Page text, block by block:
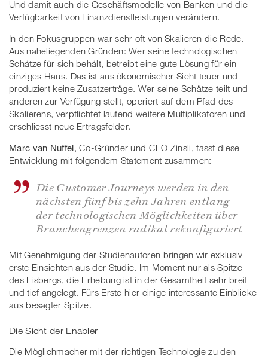
Und damit auch die Geschäftsmodelle von Banken und die
Verfügbarkeit von Finanzdienstleistungen verändern.
In den Fokusgruppen war sehr oft von Skalieren die Rede.
Aus naheliegenden Gründen: Wer seine technologischen
Schätze für sich behält, betreibt eine gute Lösung für ein
einziges Haus. Das ist aus ökonomischer Sicht teuer und
produziert keine Zusatzerträge. Wer seine Schätze teilt und
anderen zur Verfügung stellt, operiert auf dem Pfad des
Skalierens, verpflichtet laufend weitere Multiplikatoren und
erschliesst neue Ertragsfelder.
Marc van Nuffel , Co-Gründer und CEO Zinsli, fasst diese
Entwicklung mit folgendem Statement zusammen:
Die Customer Journeys werden in den
nächsten fünf bis zehn Jahren entlang
der technologischen Möglichkeiten über
Branchengrenzen radikal rekonfiguriert
Mit Genehmigung der Studienautoren bringen wir exklusiv
erste Einsichten aus der Studie. Im Moment nur als Spitze
des Eisbergs, die Erhebung ist in der Gesamtheit sehr breit
und tief angelegt. Fürs Erste hier einige interessante Einblicke
aus besagter Spitze.
Die Sicht der Enabler
Die Möglichmacher mit der richtigen Technologie zu den